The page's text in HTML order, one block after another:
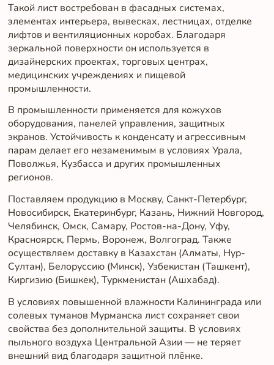
Такой лист востребован в фасадных системах,
элементах интерьера, вывесках, лестницах, отделке
лифтов и вентиляционных коробах. Благодаря
зеркальной поверхности он используется в
дизайнерских проектах, торговых центрах,
медицинских учреждениях и пищевой
промышленности.
В промышленности применяется для кожухов
оборудования, панелей управления, защитных
экранов. Устойчивость к конденсату и агрессивным
парам делает его незаменимым в условиях Урала,
Поволжья, Кузбасса и других промышленных
регионов.
Поставляем продукцию в Москву, Санкт-Петербург,
Новосибирск, Екатеринбург, Казань, Нижний Новгород,
Челябинск, Омск, Самару, Ростов-на-Дону, Уфу,
Красноярск, Пермь, Воронеж, Волгоград. Также
осуществляем доставку в Казахстан (Алматы, Нур-
Султан), Белоруссию (Минск), Узбекистан (Ташкент),
Киргизию (Бишкек), Туркменистан (Ашхабад).
В условиях повышенной влажности Калининграда или
солевых туманов Мурманска лист сохраняет свои
свойства без дополнительной защиты. В условиях
пыльного воздуха Центральной Азии — не теряет
внешний вид благодаря защитной плёнке.